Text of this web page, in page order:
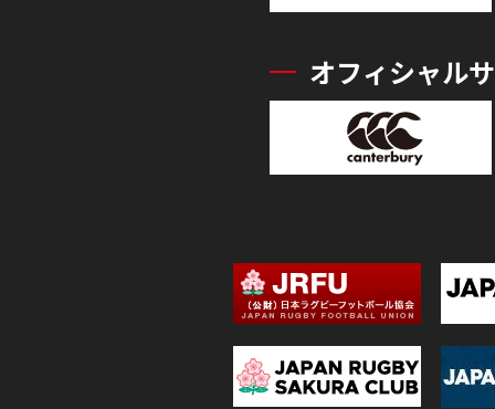
オフィシャル